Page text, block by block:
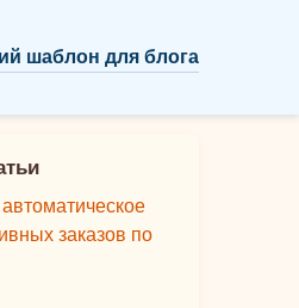
шаблон для блога
заказов по